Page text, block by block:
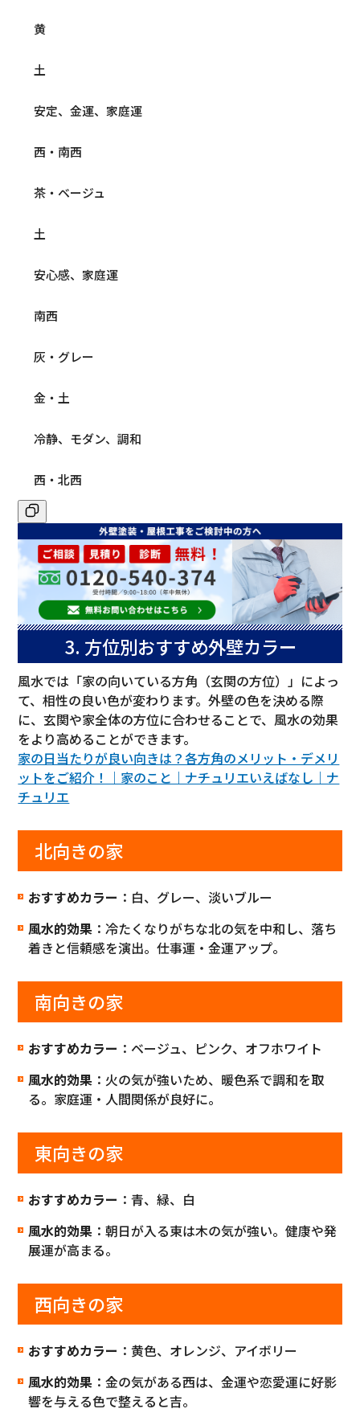
黄
土
安定、金運、家庭運
西・南西
茶・ベージュ
土
安心感、家庭運
南西
灰・グレー
金・土
冷静、モダン、調和
西・北西
3. 方位別おすすめ外壁カラー
風水では「家の向いている方角（玄関の方位）」によっ
て、相性の良い色が変わります。外壁の色を決める際
に、玄関や家全体の方位に合わせることで、風水の効果
をより高めることができます。
家の日当たりが良い向きは？各方角のメリット・デメリ
ットをご紹介！｜家のこと｜ナチュリエいえばなし｜ナ
チュリエ
北向きの家
おすすめカラー ：白、グレー、淡いブルー
風水的効果 ：冷たくなりがちな北の気を中和し、落ち
着きと信頼感を演出。仕事運・金運アップ。
南向きの家
おすすめカラー ：ベージュ、ピンク、オフホワイト
風水的効果 ：火の気が強いため、暖色系で調和を取
る。家庭運・人間関係が良好に。
東向きの家
おすすめカラー ：青、緑、白
風水的効果 ：朝日が入る東は木の気が強い。健康や発
展運が高まる。
西向きの家
おすすめカラー ：黄色、オレンジ、アイボリー
風水的効果 ：金の気がある西は、金運や恋愛運に好影
響を与える色で整えると吉。